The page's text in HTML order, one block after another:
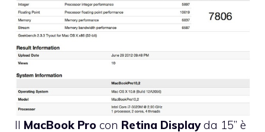
Il MacBook Pro con Retina Displayda 15” è